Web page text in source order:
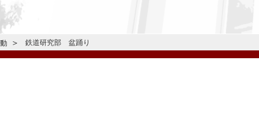
鉄道研究部 盆踊り